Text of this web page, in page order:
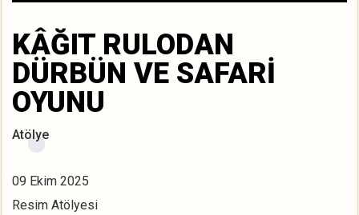
KÂĞIT RULODAN
DÜRBÜN VE SAFARİ
OYUNU
Atölye
09 Ekim 2025
Resim Atölyesi